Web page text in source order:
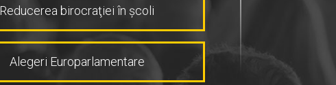
Reducerea birocraţiei în şcoli
Alegeri Europarlamentare